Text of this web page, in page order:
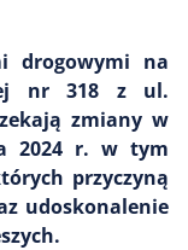
drogowymi na
nr 318 z ul.
zmiany w
2024 r. w tym
przyczyną
udoskonalenie